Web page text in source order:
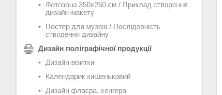
Фотозона 350х250 см / Приклад створення
дизайн-макету
Постер для музею / Послідовність
створення дизайну
Дизайн поліграфічної продукції
Дизайн візитки
Календарик кишеньковий
Дизайн флаєра, хенгера